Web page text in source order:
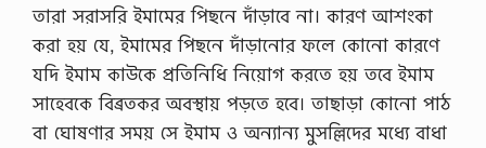
তারা সরাসরি ইমামের পিছনে দাঁড়াবে না। কারণ আশংকা
করা হয় যে, ইমামের পিছনে দাঁড়ানোর ফলে কোনো কারণে
যদি ইমাম কাউকে প্রতিনিধি নিয়োগ করতে হয় তবে ইমাম
সাহেবকে বিব্রতকর অবস্থায় পড়তে হবে। তাছাড়া কোনো পাঠ
বা ঘোষণার সময় সে ইমাম ও অন্যান্য মুসল্লিদের মধ্যে বাধা